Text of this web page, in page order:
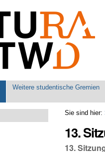
Weitere studentische Gremien
Sie sind hier:
13.
13.